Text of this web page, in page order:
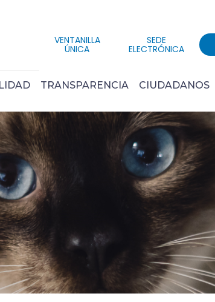
VENTANILLA
ÚNICA
SEDE
ELECTRÓNICA
TRANSPARENCIA CIUDADANOS